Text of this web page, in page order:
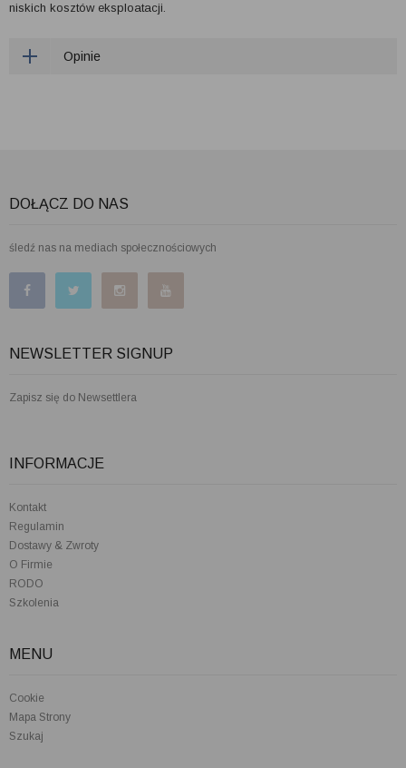
niskich kosztów eksploatacji.
Opinie
DOŁĄCZ DO NAS
śledź nas na mediach społecznościowych
NEWSLETTER SIGNUP
Zapisz się do Newsettlera
INFORMACJE
Kontakt
Regulamin
Dostawy & Zwroty
O Firmie
RODO
Szkolenia
MENU
Cookie
Mapa Strony
Szukaj